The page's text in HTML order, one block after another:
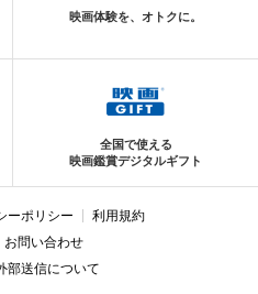
映画体験を、オトクに。
全国で使える
映画鑑賞デジタルギフト
ーポリシー
利用規約
お問い合わせ
部送信について